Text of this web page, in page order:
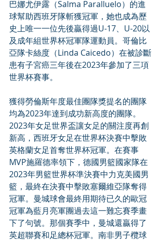
巴娜尤伊露（Salma Paralluelo）的進
球幫助西班牙隊斬獲冠軍，她也成為歷
史上唯一一位先後贏得過U-17、U-20以
及成年組世界杯冠軍隊運動員。哥倫比
亞隊卡絲度（Linda Caicedo）在被診斷
患有子宮癌三年後在2023年參加了三項
世界杯賽事。
獲得勞倫斯年度最佳團隊獎提名的團隊
均為2023年達到成功新高度的團隊。
2023年女足世界盃讓女足的關注度再創
新高，西班牙女足在世界杯決賽中擊敗
英格蘭女足首奪世界杯冠軍。在賽事
MVP施羅德率領下，德國男籃國家隊在
2023年男籃世界杯準決賽中力克美國男
籃，最終在決賽中擊敗塞爾維亞隊奪得
冠軍。曼城球會最終用期待已久的歐冠
冠軍為藍月亮軍團過去這一難忘賽季畫
下了句號。那個賽季中，曼城還贏得了
英超聯賽和足總杯冠軍。南非男子欖球